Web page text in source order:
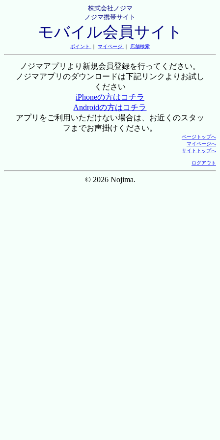
株式会社ノジマ
ノジマ携帯サイト
モバイル会員サイト
ポイント ｜ マイページ ｜ 店舗検索
ノジマアプリより新規会員登録を行ってください。
ノジマアプリのダウンロードは下記リンクよりお試し
ください
iPhoneの方はコチラ
Androidの方はコチラ
アプリをご利用いただけない場合は、お近くのスタッ
フまでお声掛けください。
ページトップへ
マイページへ
サイトトップへ
ログアウト
© 2026 Nojima.